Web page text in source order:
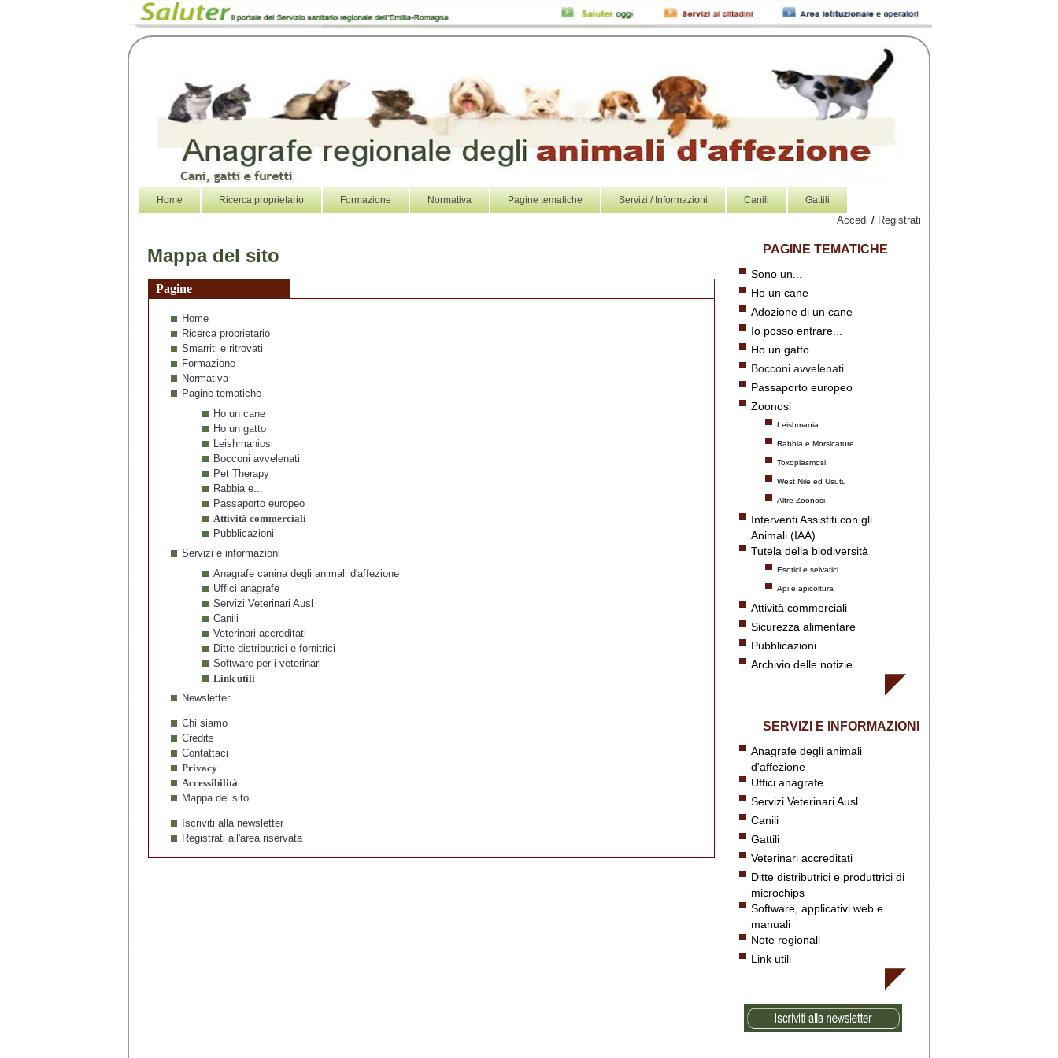
Home Ricerca proprietario Formazione Normativa Pagine tematiche Servizi / Informazioni Canili Gattili
Accedi / Registrati
Mappa del sito
Pagine
Home
Ricerca proprietario
Smarriti e ritrovati
Formazione
Normativa
Pagine tematiche
Ho un cane
Ho un gatto
Leishmaniosi
Bocconi avvelenati
Pet Therapy
Rabbia e...
Passaporto europeo
Attività commerciali
Pubblicazioni
Servizi e informazioni
Anagrafe canina degli animali d'affezione
Uffici anagrafe
Servizi Veterinari Ausl
Canili
Veterinari accreditati
Ditte distributrici e fornitrici
Software per i veterinari
Link utili
Newsletter
Chi siamo
Credits
Contattaci
Privacy
Accessibilità
Mappa del sito
Iscriviti alla newsletter
Registrati all'area riservata
PAGINE TEMATICHE
Sono un...
Ho un cane
Adozione di un cane
Io posso entrare...
Ho un gatto
Bocconi avvelenati
Passaporto europeo
Zoonosi
Leishmania
Rabbia e Morsicature
Toxoplasmosi
West Nile ed Usutu
Altre Zoonosi
Interventi Assistiti con gli
Animali (IAA)
Tutela della biodiversità
Esotici e selvatici
Api e apicoltura
Attività commerciali
Sicurezza alimentare
Pubblicazioni
Archivio delle notizie
SERVIZI E INFORMAZIONI
Anagrafe degli animali
d'affezione
Uffici anagrafe
Servizi Veterinari Ausl
Canili
Gattili
Veterinari accreditati
Ditte distributrici e produttrici di
microchips
Software, applicativi web e
manuali
Note regionali
Link utili